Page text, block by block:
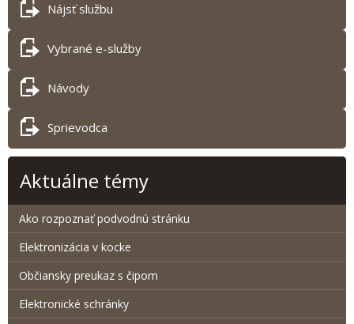
Nájsť službu
Vybrané e-služby
Návody
Sprievodca
Aktuálne témy
Ako rozpoznať podvodnú stránku
Elektronizácia v kocke
Občiansky preukaz s čipom
Elektronické schránky